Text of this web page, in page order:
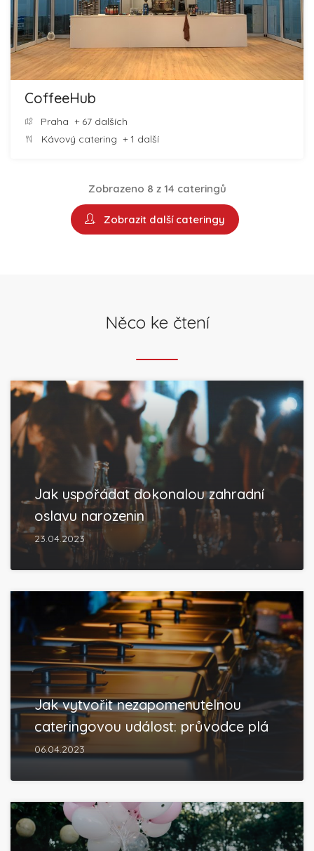
CoffeeHub
Praha + 67 dalších
Kávový catering + 1 další
Zobrazeno 8 z 14 cateringů
Zobrazit další cateringy
Něco ke čtení
Jak uspořádat dokonalou zahradní
oslavu narozenin
23.04.2023
Jak vytvořit nezapomenutelnou
cateringovou událost: průvodce plá
06.04.2023